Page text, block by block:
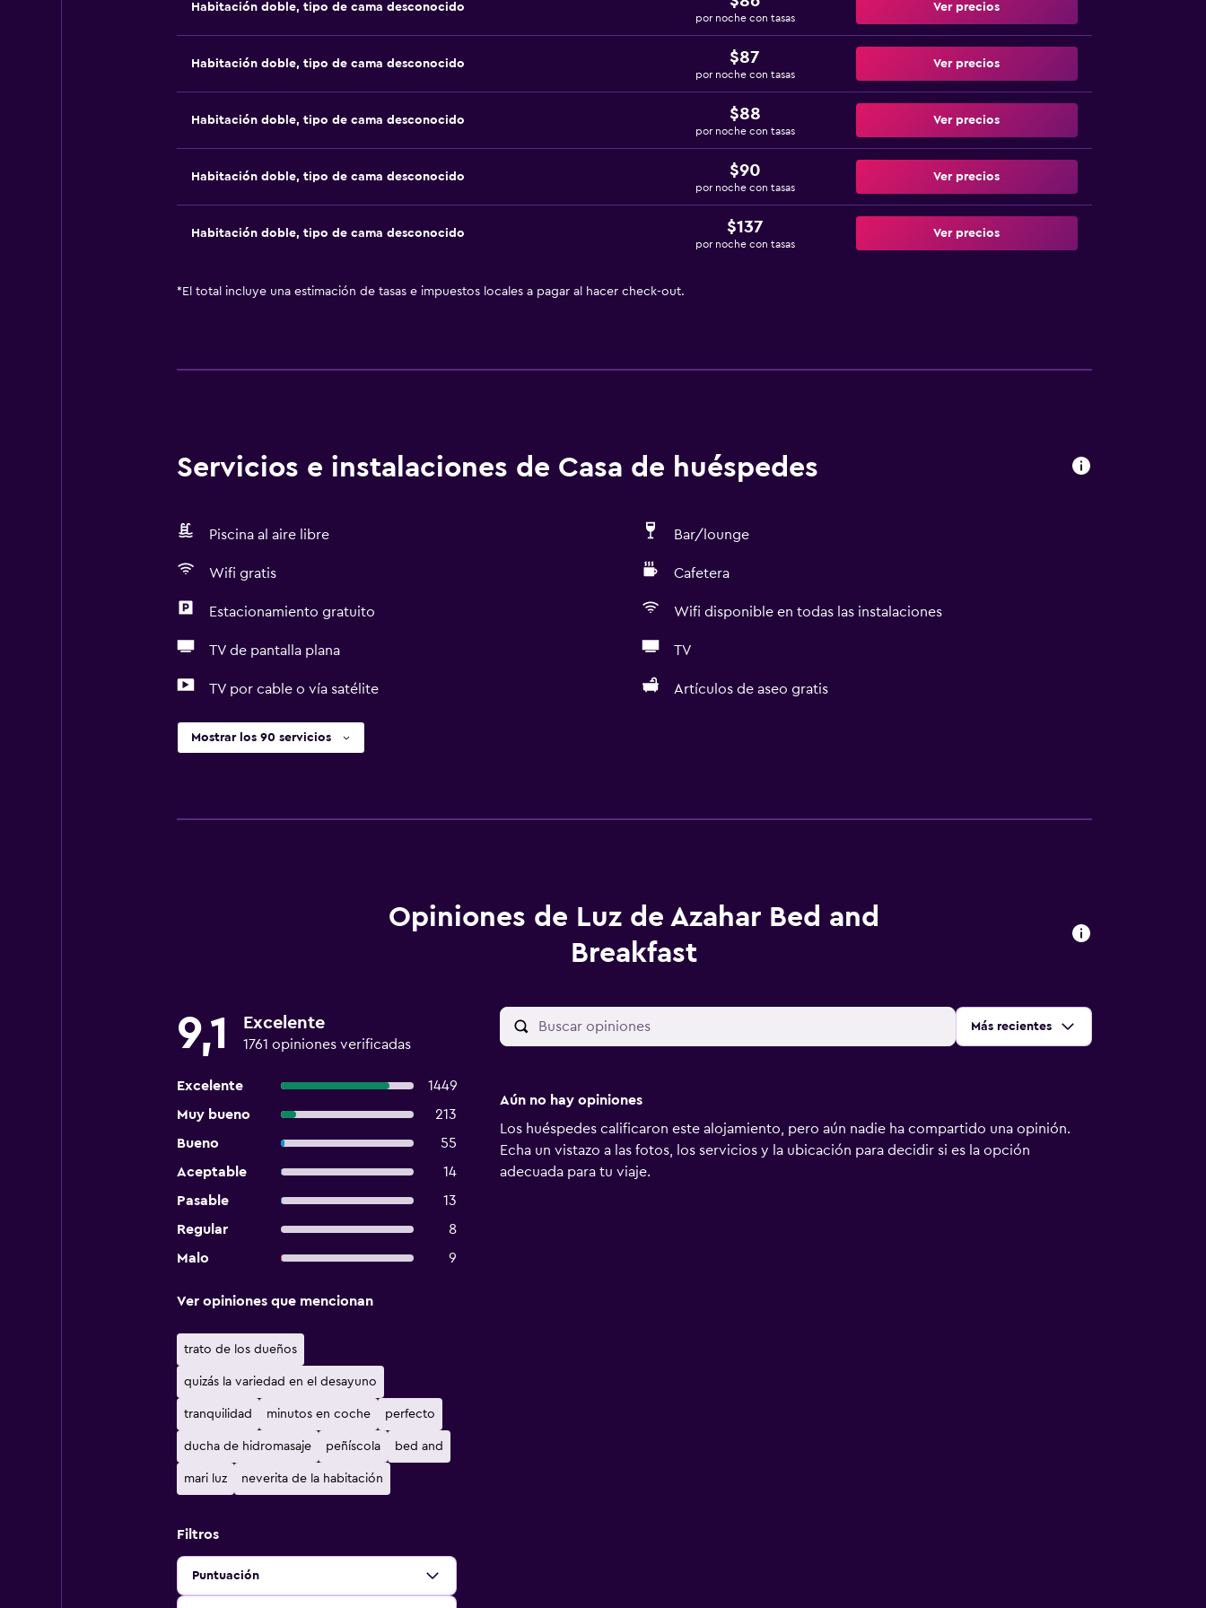
Habitación doble, tipo de cama desconocido
por noche con tasas
Ver precios
Habitación doble, tipo de cama desconocido $87
por noche con tasas
Ver precios
Habitación doble, tipo de cama desconocido $88
por noche con tasas
Ver precios
Habitación doble, tipo de cama desconocido $90
por noche con tasas
Ver precios
Habitación doble, tipo de cama desconocido $137
por noche con tasas
Ver precios
* El total incluye una estimación de tasas e impuestos locales a pagar al hacer check-out.
Servicios e instalaciones de Casa de huéspedes
Piscina al aire libre Bar/lounge
Wifi gratis Cafetera
Estacionamiento gratuito Wifi disponible en todas las instalaciones
TV de pantalla plana TV
TV por cable o vía satélite Artículos de aseo gratis
Mostrar los 90 servicios
Opiniones de Luz de Azahar Bed and
Breakfast
9,1 Excelente
1761 opiniones verificadas
Excelente
1449
Muy bueno
213
Bueno
55
Aceptable
14
Pasable
13
Regular
8
Malo
9
Ordenar por:
Más recientes
Ver opiniones que mencionan
trato de los dueños
quizás la variedad en el desayuno
tranquilidad minutos en coche perfecto
ducha de hidromasaje peñíscola bed and
mari luz neverita de la habitación
Filtros
Puntuación
Aún no hay opiniones
Los huéspedes calificaron este alojamiento, pero aún nadie ha compartido una opinión.
Echa un vistazo a las fotos, los servicios y la ubicación para decidir si es la opción
adecuada para tu viaje.